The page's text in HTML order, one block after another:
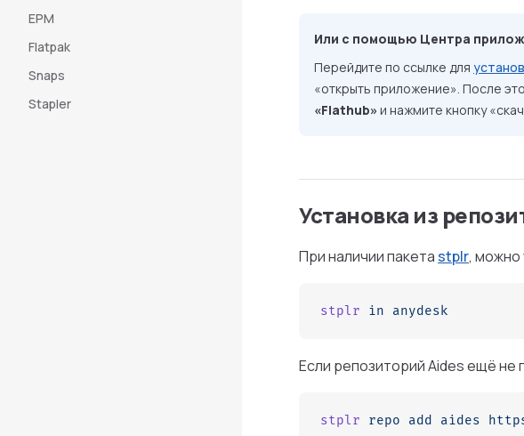
EPM
Flatpak
Snaps
Stapler
Или с помощью Центра
Перейдите по ссылке для
«открыть приложение». После
«Flathub» и нажмите кнопку
Установка из
При наличии пакета stplr, можно
stplr in anydesk
Если репозиторий Aides ещё
stplr repo add aides